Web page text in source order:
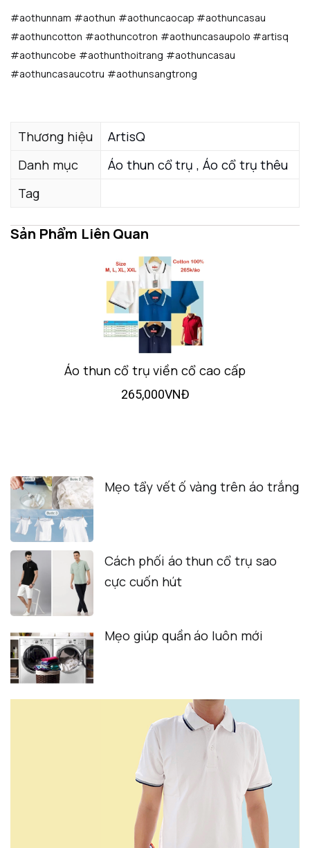
#aothunnam #aothun #aothuncaocap #aothuncasau
#aothuncotton #aothuncotron #aothuncasaupolo #artisq
#aothuncobe #aothunthoitrang #aothuncasau
#aothuncasaucotru #aothunsangtrong
Thương hiệu
ArtisQ
Danh mục
Áo thun cổ trụ , Áo cổ trụ thêu
Tag
Sản Phẩm Liên Quan
Áo thun cổ trụ viền cổ cao cấp
265,000VNĐ
Mẹo tẩy vết ố vàng trên áo trắng
Cách phối áo thun cổ trụ sao
cực cuốn hút
Mẹo giúp quần áo luôn mới